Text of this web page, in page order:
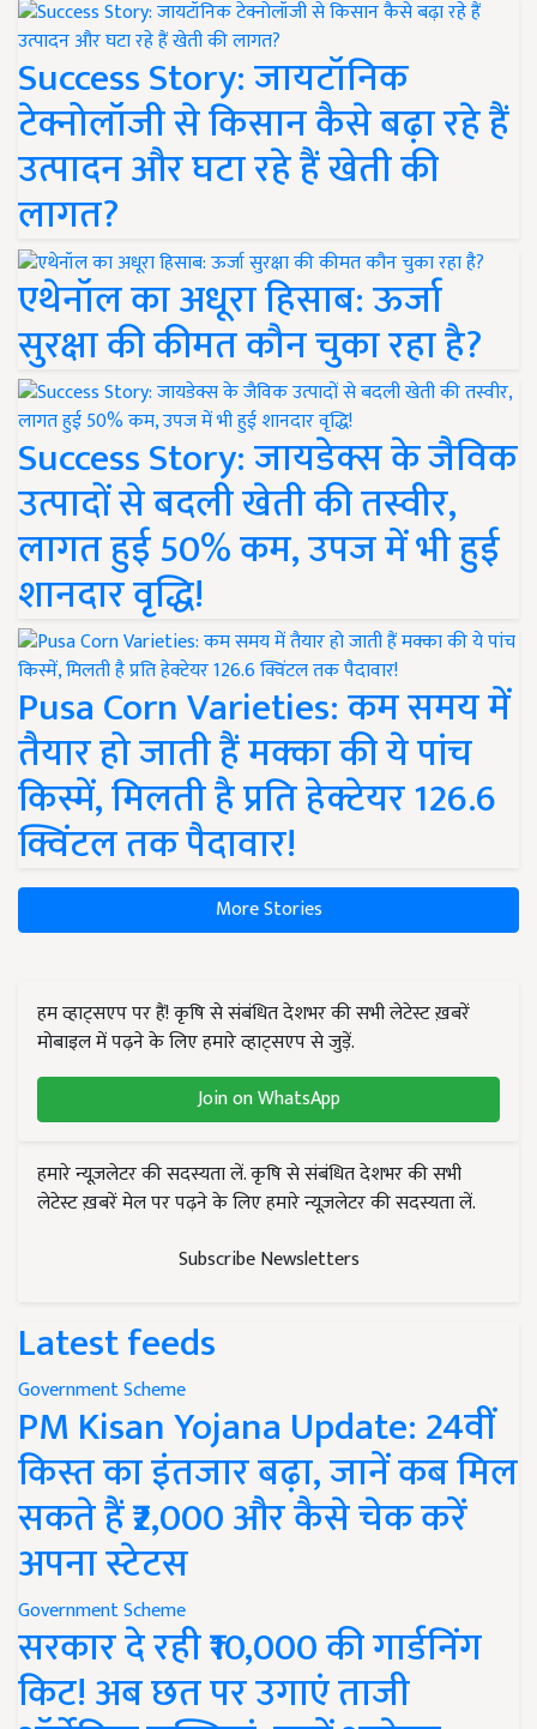
Success Story: जायटॉनिक
टेक्नोलॉजी से किसान कैसे बढ़ा रहे हैं
उत्पादन और घटा रहे हैं खेती की
लागत?
एथेनॉल का अधूरा हिसाब: ऊर्जा
सुरक्षा की कीमत कौन चुका रहा है?
Success Story: जायडेक्स के जैविक
उत्पादों से बदली खेती की तस्वीर,
लागत हुई 50% कम, उपज में भी हुई
शानदार वृद्धि!
Pusa Corn Varieties: कम समय में
तैयार हो जाती हैं मक्का की ये पांच
किस्में, मिलती है प्रति हेक्टेयर 126.6
क्विंटल तक पैदावार!
More Stories
हम व्हाट्सएप पर हैं! कृषि से संबंधित देशभर की सभी लेटेस्ट ख़बरें
मोबाइल में पढ़ने के लिए हमारे व्हाट्सएप से जुड़ें.
Join on WhatsApp
हमारे न्यूज़लेटर की सदस्यता लें. कृषि से संबंधित देशभर की सभी
लेटेस्ट ख़बरें मेल पर पढ़ने के लिए हमारे न्यूज़लेटर की सदस्यता लें.
Subscribe Newsletters
Latest feeds
Government Scheme
PM Kisan Yojana Update: 24वीं
किस्त का इंतजार बढ़ा, जानें कब मिल
सकते हैं ₹2,000 और कैसे चेक करें
अपना स्टेटस
Government Scheme
सरकार दे रही ₹10,000 की गार्डनिंग
किट! अब छत पर उगाएं ताजी